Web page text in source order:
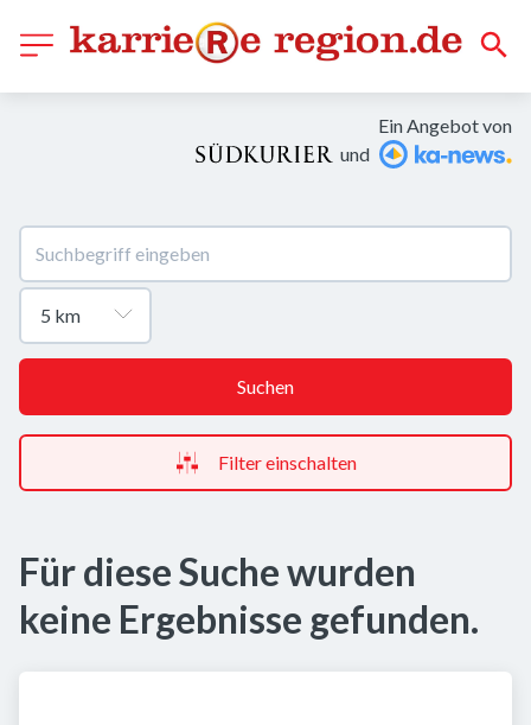
Ein Angebot von
und
Suchen
Filter einschalten
Für diese Suche wurden
keine Ergebnisse gefunden.